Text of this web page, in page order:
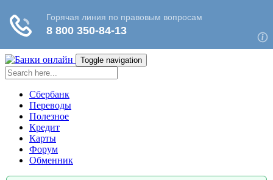
Toggle navigation
Сбербанк
Переводы
Полезное
Кредит
Карты
Форум
Обменник